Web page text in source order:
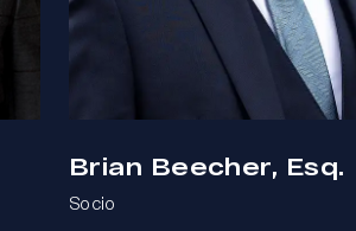
Brian Beecher, Esq.
Socio